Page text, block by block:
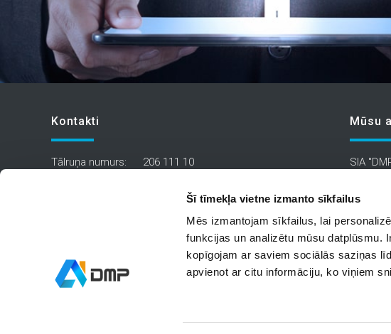
Šī tīmekļa vietne izmanto sīkfailus
Mēs izmantojam sīkfailus, lai
funkcijas un analizētu mūsu datplūsmu.
kopīgojam ar saviem sociālās saziņas
apvienot ar citu informāciju, ko viņiem
Kontakti
Tālruņa numurs:
206 111 10
Personas datu apstrādes noteikumi
Mūsu
SIA
E-mail: